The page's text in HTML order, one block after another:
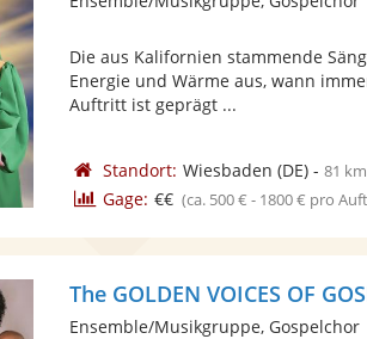
Die aus Kalifornien stammende
Energie und Wärme aus, wann
Auftritt ist geprägt ...
Standort: Wiesbaden (DE)- 81
Gage: €€ (ca. 500 € - 1800 € pro
The GOLDEN VOICES OF
Ensemble/Musikgruppe, Gospelchor